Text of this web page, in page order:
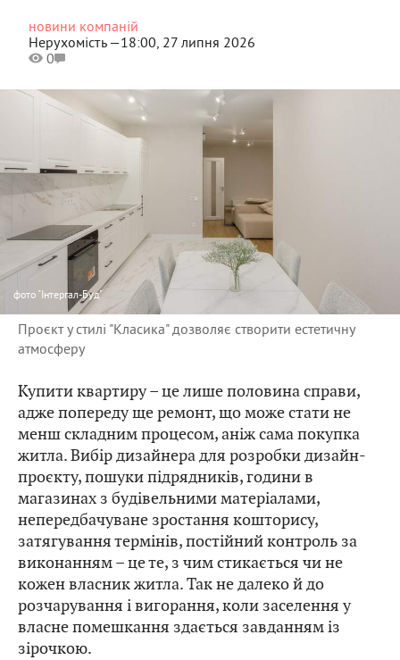
новини компаній
Нерухомість —18:00, 27 липня 2026
0
фото "Інтергал-Буд"
Проєкт у стилі "Класика" дозволяє створити естетичну
атмосферу
Купити квартиру – це лише половина справи,
адже попереду ще ремонт, що може стати не
менш складним процесом, аніж сама покупка
житла. Вибір дизайнера для розробки дизайн-
проєкту, пошуки підрядників, години в
магазинах з будівельними матеріалами,
непередбачуване зростання кошторису,
затягування термінів, постійний контроль за
виконанням – це те, з чим стикається чи не
кожен власник житла. Так не далеко й до
розчарування і вигорання, коли заселення у
власне помешкання здається завданням із
зірочкою.